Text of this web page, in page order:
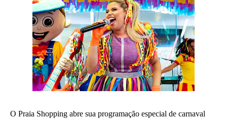
O Praia Shopping abre sua programação especial de carnaval